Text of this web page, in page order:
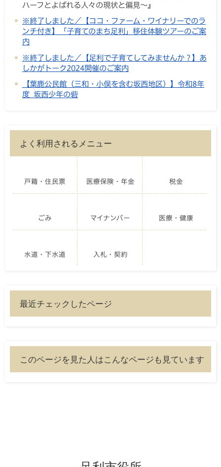
ハーフとよばれる人々の現状と偏見～』
※終了しました／【ココ・ファーム・ワイナリーでのラ
ンチ付き】「子育てのまち足利」移住体験ツアーのご案
内
※終了しました／【足利で子育てしてみませんか？】あ
しかがトーク2024開催のご案内
【葉鹿公民館（三和・小俣を含む坂西地区）】令和8年
度 坂西少年の砦
よく利用されるメニュー
戸籍・住民票 医療保険・年金 税金
ごみ マイナンバー 医療・健康
水道・下水道 入札・契約
最近チェックしたページ
このページを見た人はこんなページも見ています